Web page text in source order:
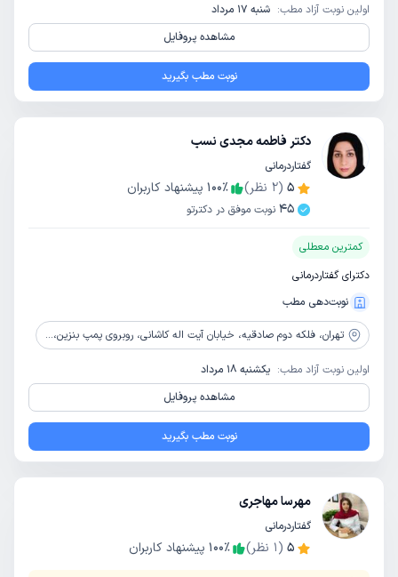
اولین نوبت آزاد مطب: شنبه 17 مرداد
مشاهده پروفایل
نوبت مطب بگیرید
دکتر فاطمه مجدی نسب
گفتاردرمانی
5
(
2 نظر) 100٪
پیشنهاد کاربران
45 نوبت موفق در دکترتو
کمترین معطلی
دکترای گفتاردرمانی
نوبت‌دهی مطب
تهران، فلکه دوم صادقیه، خیابان آیت اله کاشانی، روبروی پمپ بنزین، نبش خیابان احمدی، جنب دندانپزشکی بهسان، پلاک 118
اولین نوبت آزاد مطب: یکشنبه 18 مرداد
مشاهده پروفایل
نوبت مطب بگیرید
مهرسا مهاجری
گفتاردرمانی
5
(
1 نظر) 100٪ پیشنهاد کاربران